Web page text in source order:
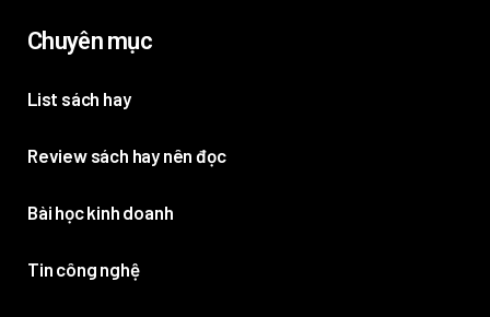
Chuyên mục
List sách hay
Review sách hay nên đọc
Bài học kinh doanh
Tin công nghệ